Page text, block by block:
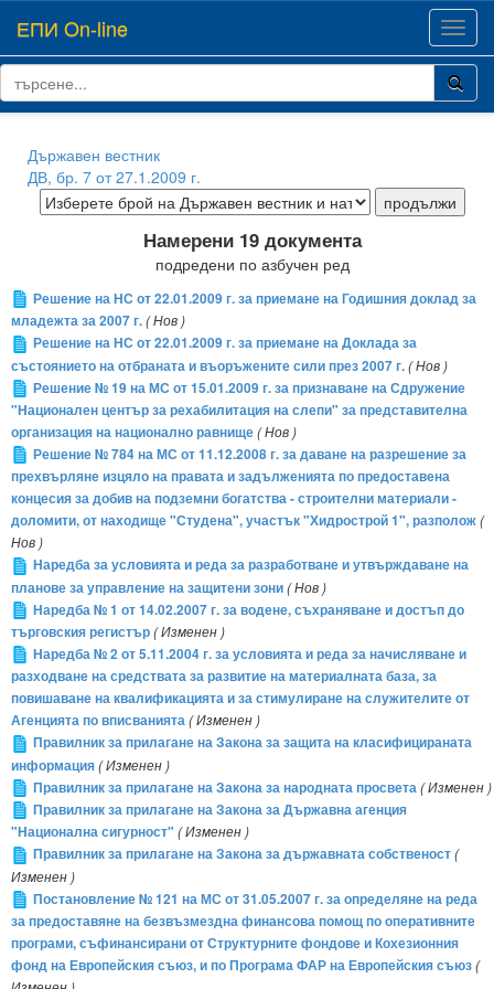
ЕПИ On-line
Държавен вестник
ДВ, бр. 7 от 27.1.2009 г.
Намерени 19 документа
подредени по азбучен ред
Решение на НС от 22.01.2009 г. за приемане на Годишния доклад за
младежта за 2007 г.( Нов )
Решение на НС от 22.01.2009 г. за приемане на Доклада за
състоянието на отбраната и въоръжените сили през 2007 г.( Нов )
Решение № 19 на МС от 15.01.2009 г. за признаване на Сдружение
"Национален център за рехабилитация на слепи" за представителна
организация на национално равнище( Нов )
Решение № 784 на МС от 11.12.2008 г. за даване на разрешение за
прехвърляне изцяло на правата и задълженията по предоставена
концесия за добив на подземни богатства - строителни материали -
доломити, от находище "Студена", участък "Хидрострой 1", разполож(
Нов )
Наредба за условията и реда за разработване и утвърждаване на
планове за управление на защитени зони( Нов )
Наредба № 1 от 14.02.2007 г. за водене, съхраняване и достъп до
търговския регистър( Изменен )
Наредба № 2 от 5.11.2004 г. за условията и реда за начисляване и
разходване на средствата за развитие на материалната база, за
повишаване на квалификацията и за стимулиране на служителите от
Агенцията по вписванията( Изменен )
Правилник за прилагане на Закона за защита на класифицираната
информация( Изменен )
Правилник за прилагане на Закона за народната просвета( Изменен )
Правилник за прилагане на Закона за Държавна агенция
"Национална сигурност" ( Изменен )
Правилник за прилагане на Закона за държавната собственост(
Изменен )
Постановление № 121 на МС от 31.05.2007 г. за определяне на реда
за предоставяне на безвъзмездна финансова помощ по оперативните
програми, съфинансирани от Структурните фондове и Кохезионния
фонд на Европейския съюз, и по Програма ФАР на Европейския съюз(